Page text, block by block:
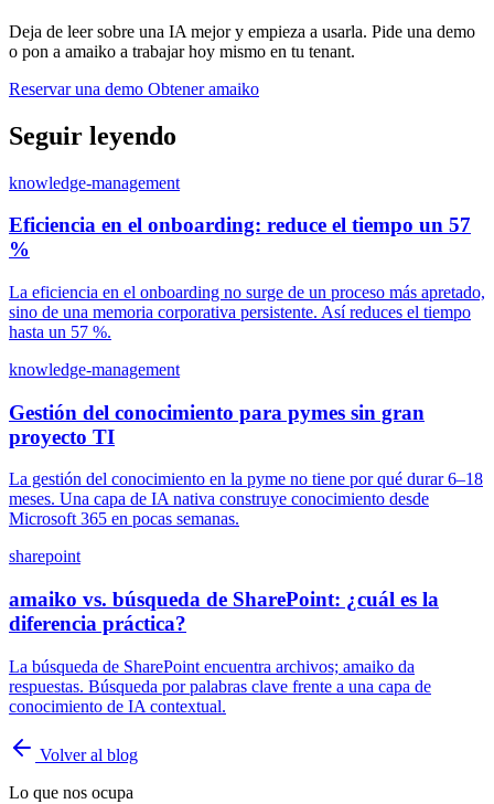
Deja de leer sobre una IA mejor y empieza a usarla. Pide una demo
o pon a amaiko a trabajar hoy mismo en tu tenant.
Reservar una demo Obtener amaiko
Seguir leyendo
knowledge-management
Eficiencia en el onboarding: reduce el tiempo un 57
%
La eficiencia en el onboarding no surge de un proceso más apretado,
sino de una memoria corporativa persistente. Así reduces el tiempo
hasta un 57 %.
knowledge-management
Gestión del conocimiento para pymes sin gran
proyecto TI
La gestión del conocimiento en la pyme no tiene por qué durar 6–18
meses. Una capa de IA nativa construye conocimiento desde
Microsoft 365 en pocas semanas.
sharepoint
amaiko vs. búsqueda de SharePoint: ¿cuál es la
diferencia práctica?
La búsqueda de SharePoint encuentra archivos; amaiko da
respuestas. Búsqueda por palabras clave frente a una capa de
conocimiento de IA contextual.
Volver al blog
Lo que nos ocupa